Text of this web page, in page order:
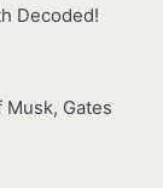
Decoded!
Gates